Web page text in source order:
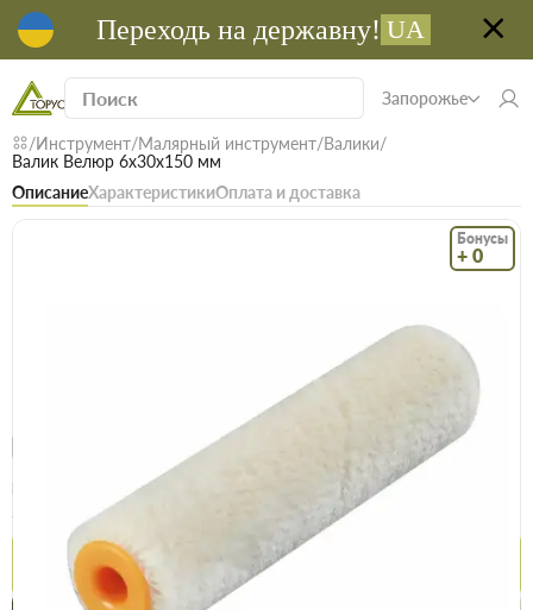
Переходь на державну! UA
Запорожье
Инструмент Малярный инструмент Валики
Валик Велюр 6х30х150 мм
ОписаниеХарактеристикиОплата и доставка
Бонусы
+ 0
Валик Велюр 6х30х150 мм
Безкоштовна доставка! Від 15000 грн Доставка НП
30.8 грн
Опт
29.9 грн
Купить